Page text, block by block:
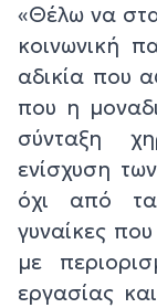
«Θέλω να
κοινωνική
αδικία που
που η
σύνταξη
ενίσχυση
όχι από
γυναίκες
με
εργασίας